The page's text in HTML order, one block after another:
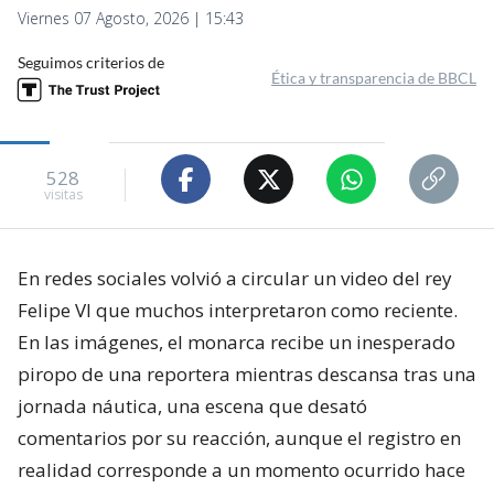
Viernes 07 Agosto, 2026 | 15:43
Seguimos criterios de
Ética y transparencia de BBCL
528
visitas
En redes sociales volvió a circular un video del rey
Felipe VI que muchos interpretaron como reciente.
En las imágenes, el monarca recibe un inesperado
piropo de una reportera mientras descansa tras una
jornada náutica, una escena que desató
comentarios por su reacción, aunque el registro en
realidad corresponde a un momento ocurrido hace